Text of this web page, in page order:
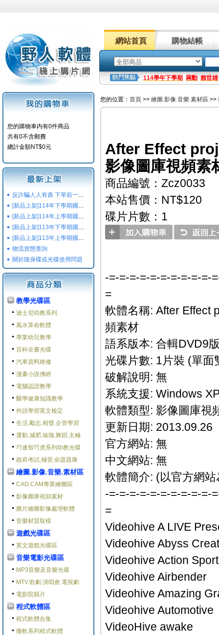
網站首頁 購物結帳
114學年下學期 蔣勳 賴世雄
您的購物車内有0件商品
共有0不含郵費
總計金額NT$0元
反詐騙人人有責 下單前一定要注意
[新品上架]114年下學期國小國中高中命題光碟,校用卷,習作
[新品上架]114年上學期國小國中高中命題光碟,校用卷,習作
[新品上架]113年下學期國小國中高中命題光碟,校用卷,習作
[新品上架]113年上學期國小國中高中命題光碟,校用卷,習作
物流貨態查詢
關於随身碟或光碟使用問題
教學光碟區
迪士尼幼教系列
風水算命軟體
專業幼兒教學
百科全書光碟
汽車資料維修
漫畫小說佛經
電腦認證教學
醫學健康知識教學
外語學習英文檢定
生活.勵志.相聲.企管學習
運動.減肥.瑜珈.舞蹈.太極
巧連智巧虎系列幼教光碟
政府考試,補習,命題題庫
繪圖.影像.音樂.素材區
CAD.CAM專業繪圖區
影像圖庫視頻素材
圖片繪圖影像處理軟體
音樂材質取樣
遊戲光碟區
英文遊戲光碟區
音樂電影光碟區
MP3音樂及音樂光碟
MTV.歌劇.演唱會.電視劇
電影院縣片
程式軟體區
程式軟體合集
微軟系列程式軟體
您的位置： 首頁 >> 繪圖.影像.音樂.素材區 >>
After Effect
影像圖庫視頻素
商品編號：Zcz0033
本站售價：NT$120
碟片片數：1
-=-=-=-=-=-=-=-=-=-=-
=
軟體名稱: After Effect
頻素材
語系版本: 合輯DVD9
光碟片數: 1片裝 (單面
破解說明: 無
系統支援: Windows
軟體類型: 影像圖庫視
更新日期: 2013.09.26
官方網站: 無
中文網站: 無
軟體簡介: (以官方網站
-=-=-=-=-=-=-=-=-=-=-
=
Videohive A LIVE
Videohive Abyss
Videohive Action
Videohive Airbender
Videohive Amazing
Videohive Automotive
VideoHive awake